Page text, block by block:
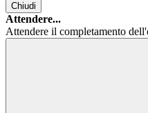
Chiudi
Attendere...
Attendere il completamento